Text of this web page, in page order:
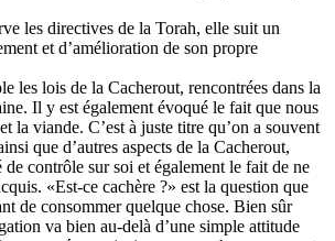
les directives de la Torah, elle suit un
et d’amélioration de son propre
les lois de la Cacherout, rencontrées dans la
Il y est également évoqué le fait que nous
la viande. C’est à juste titre qu’on a souvent
que d’autres aspects de la Cacherout,
contrôle sur soi et également le fait de ne
«Est-ce cachère ?» est la question que
de consommer quelque chose. Bien sûr
va bien au-delà d’une simple attitude